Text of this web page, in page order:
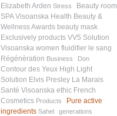
Elizabeth Arden Stress
Beauty room
SPA Visoanska Health Beauty &
Wellness Awards beauty mask
Exclusively products VV5 Solution
Visoanska women fluidifier le sang
Régénèration Business Don
Contour des Yeux High Light
Solution Elvis Presley La Marais
Santé Visoanska ethic French
Cosmetics Products
Pure active
ingredients Sahel
generations